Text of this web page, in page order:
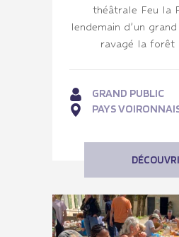
théâtrale Feu la
lendemain d’un
ravagé la
GRAND PUBLIC
PAYS